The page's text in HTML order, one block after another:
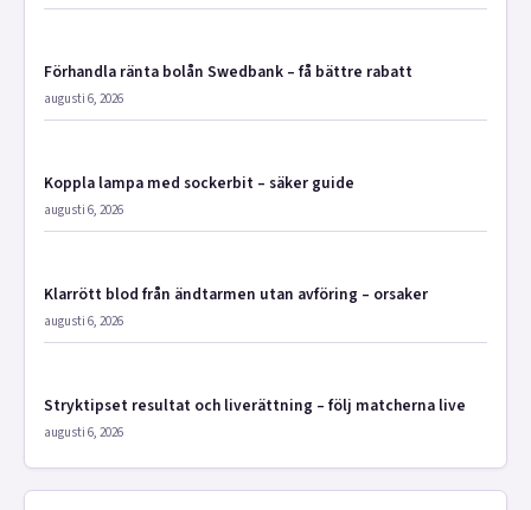
Förhandla ränta bolån Swedbank – få bättre rabatt
augusti 6, 2026
Koppla lampa med sockerbit – säker guide
augusti 6, 2026
Klarrött blod från ändtarmen utan avföring – orsaker
augusti 6, 2026
Stryktipset resultat och liverättning – följ matcherna live
augusti 6, 2026